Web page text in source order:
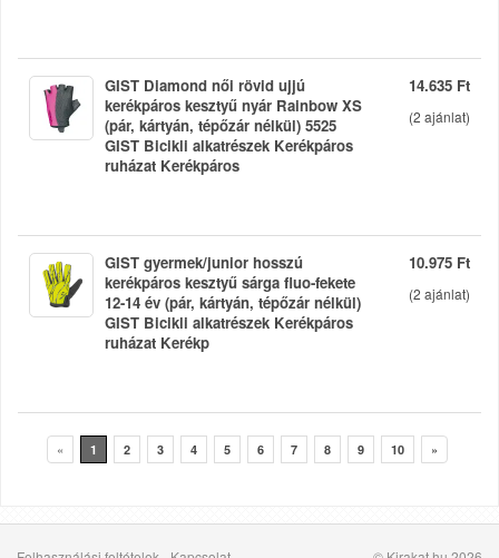
14.635 Ft
(2 ajánlat)
GIST Diamond női rövid ujjú
kerékpáros kesztyű nyár Rainbow XS
(pár, kártyán, tépőzár nélkül) 5525
GIST Bicikli alkatrészek Kerékpáros
ruházat Kerékpáros
10.975 Ft
(2 ajánlat)
GIST gyermek/junior hosszú
kerékpáros kesztyű sárga fluo-fekete
12-14 év (pár, kártyán, tépőzár nélkül)
GIST Bicikli alkatrészek Kerékpáros
ruházat Kerékp
« 1 2 3 4 5 6 7 8 9 10 »